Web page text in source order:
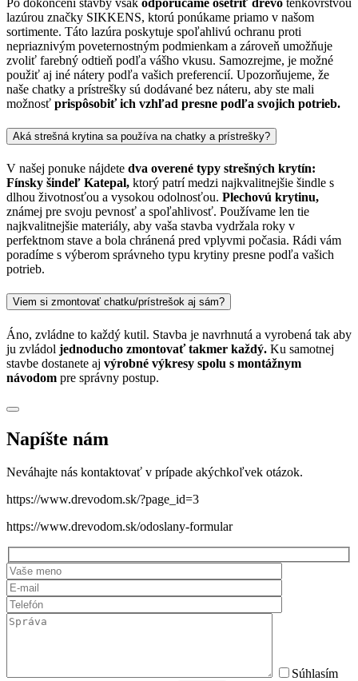
lazúrou značky SIKKENS, ktorú ponúkame priamo v našom
sortimente. Táto lazúra poskytuje spoľahlivú ochranu proti
nepriaznivým poveternostným podmienkam a zároveň umožňuje
zvoliť farebný odtieň podľa vášho vkusu. Samozrejme, je možné
použiť aj iné nátery podľa vašich preferencií. Upozorňujeme, že
naše chatky a prístrešky sú dodávané bez náteru, aby ste mali
možnosť prispôsobiť ich vzhľad presne podľa svojich potrieb.
Aká strešná krytina sa používa na chatky a prístrešky?
V našej ponuke nájdete dva overené typy strešných krytín:
Fínsky šindeľ Katepal, ktorý patrí medzi najkvalitnejšie šindle s
dlhou životnosťou a vysokou odolnosťou. Plechovú krytinu,
známej pre svoju pevnosť a spoľahlivosť. Používame len tie
najkvalitnejšie materiály, aby vaša stavba vydržala roky v
perfektnom stave a bola chránená pred vplyvmi počasia. Rádi vám
poradíme s výberom správneho typu krytiny presne podľa vašich
potrieb.
Viem si zmontovať chatku/prístrešok aj sám?
Áno, zvládne to každý kutil. Stavba je navrhnutá a vyrobená tak aby
ju zvládol jednoducho zmontovať takmer každý. Ku samotnej
stavbe dostanete aj výrobné výkresy spolu s montážnym
návodom pre správny postup.
Napíšte nám
Neváhajte nás kontaktovať v prípade akýchkoľvek otázok.
https://www.drevodom.sk/?page_id=3
https://www.drevodom.sk/odoslany-formular
Súhlasím